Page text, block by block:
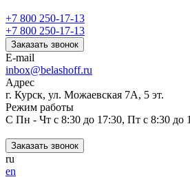
+7 800 250-17-13
+7 800 250-17-13
Заказать звонок
E-mail
inbox@belashoff.ru
Адрес
г. Курск, ул. Можаевская 7А, 5 эт.
Режим работы
C Пн - Чт с 8:30 до 17:30, Пт с 8:30 до
Заказать звонок
ru
en